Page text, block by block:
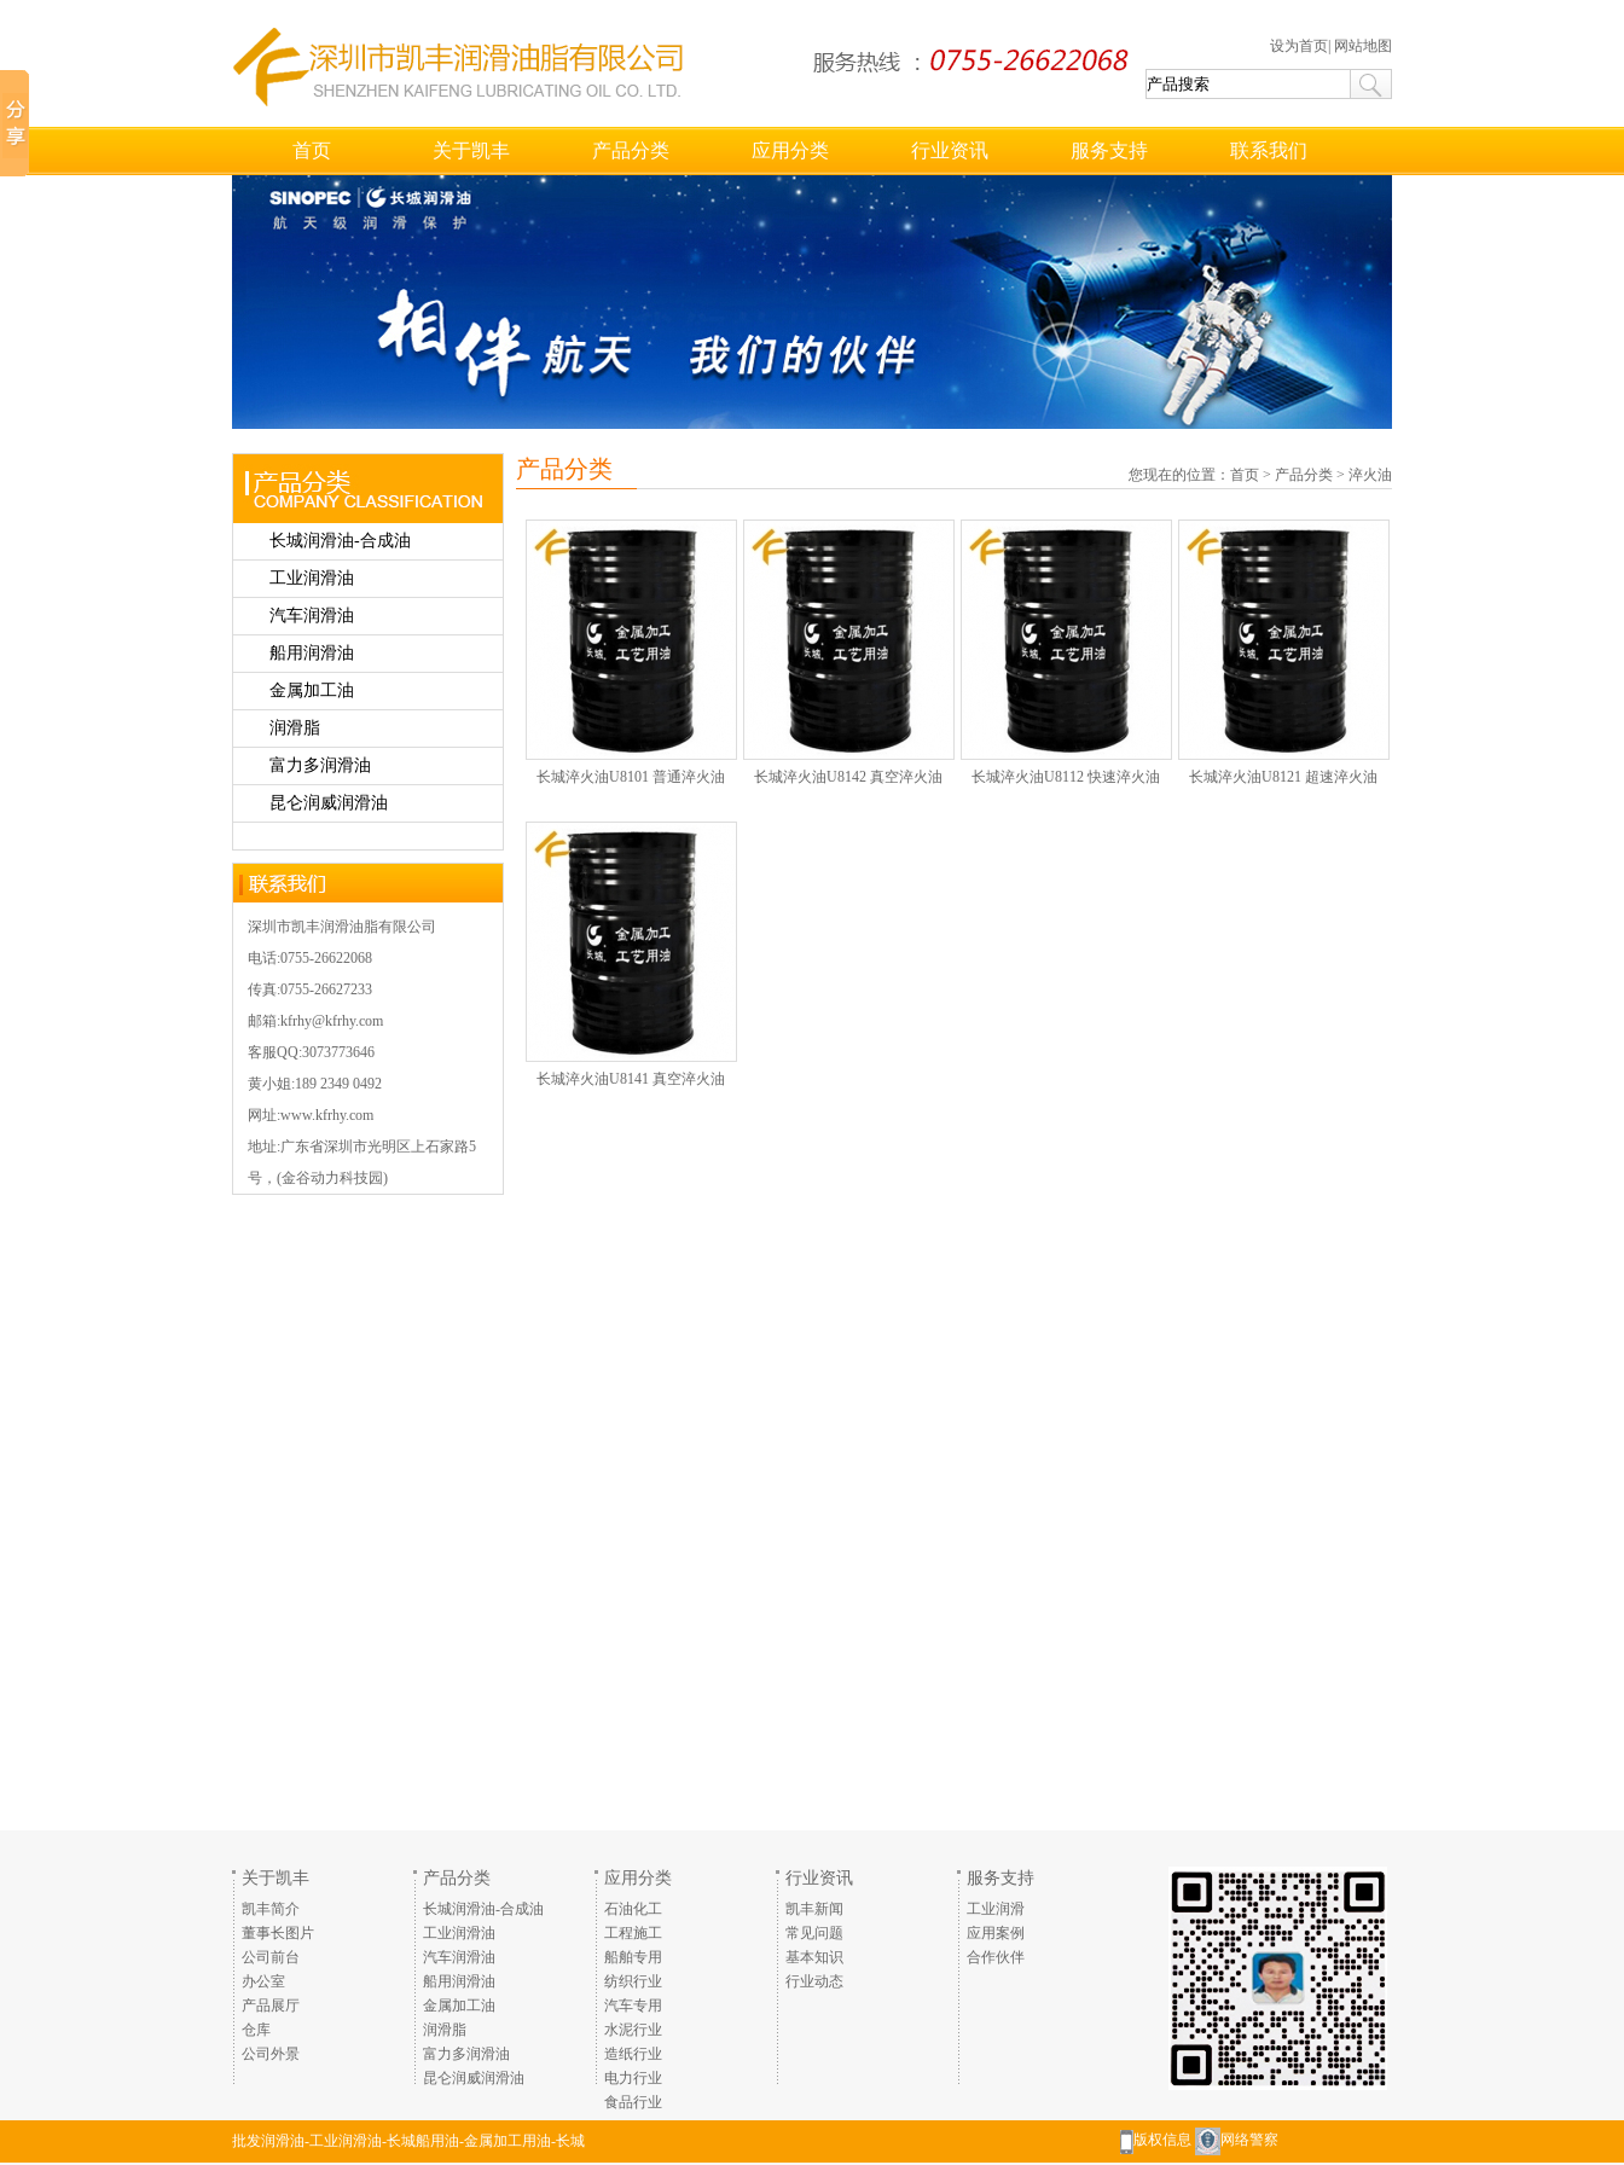
设为首页 网站地图
首页 关于凯丰 产品分类 应用分类 行业资讯 服务支持 联系我们
长城润滑油-合成油
工业润滑油
汽车润滑油
船用润滑油
金属加工油
润滑脂
富力多润滑油
昆仑润威润滑油
深圳市凯丰润滑油脂有限公司
电话:0755-26622068
传真:0755-26627233
邮箱:kfrhy@kfrhy.com
客服QQ:3073773646
黄小姐:189 2349 0492
网址:www.kfrhy.com
地址:广东省深圳市光明区上石家路5
号，(金谷动力科技园)
产品分类 您现在的位置： 首页 > 产品分类 > 淬火油
长城淬火油U8101 普通淬火油 长城淬火油U8142 真空淬火油 长城淬火油U8112 快速淬火油 长城淬火油U8121 超速淬火油
长城淬火油U8141 真空淬火油
关于凯丰
凯丰简介
董事长图片
公司前台
办公室
产品展厅
仓库
公司外景
产品分类
长城润滑油-合成油
工业润滑油
汽车润滑油
船用润滑油
金属加工油
润滑脂
富力多润滑油
昆仑润威润滑油
应用分类
石油化工
工程施工
船舶专用
纺织行业
汽车专用
水泥行业
造纸行业
电力行业
食品行业
行业资讯
凯丰新闻
常见问题
基本知识
行业动态
服务支持
工业润滑
应用案例
合作伙伴
批发润滑油-工业润滑油-长城船用油-金属加工用油-长城 版权信息 网络警察